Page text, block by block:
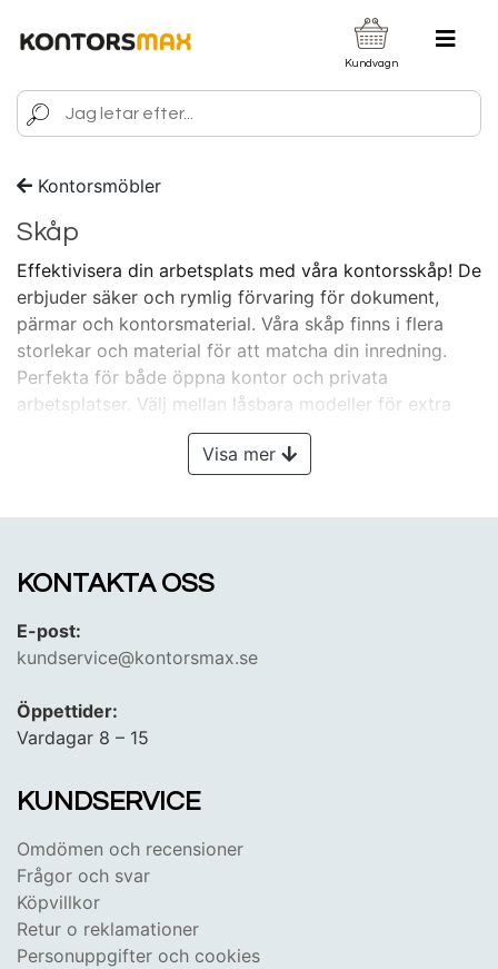
Kundvagn
Kontorsmöbler
Skåp
Effektivisera din arbetsplats med våra kontorsskåp! De
erbjuder säker och rymlig förvaring för dokument,
pärmar och kontorsmaterial. Våra skåp finns i flera
storlekar och material för att matcha din inredning.
Perfekta för både öppna kontor och privata
arbetsplatser. Välj mellan låsbara modeller för extra
säkerhet eller öppna skåp för enkel åtkomst. Skapa en
organiserad och produktiv arbetsmiljö idag!
Visa mer
KONTAKTA OSS
E-post:
kundservice@kontorsmax.se
Öppettider:
Vardagar 8 – 15
KUNDSERVICE
Omdömen och recensioner
Frågor och svar
Köpvillkor
Retur o reklamationer
Personuppgifter och cookies